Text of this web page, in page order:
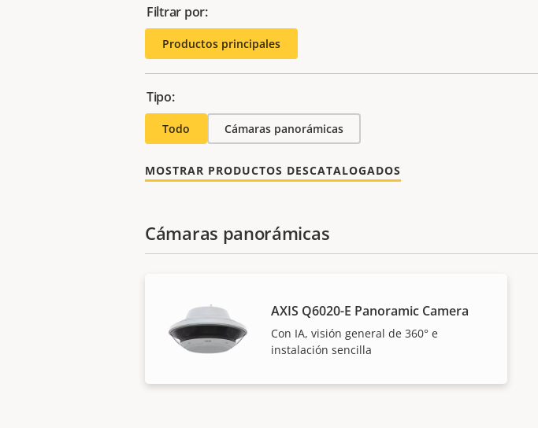
Filtrar por:
Productos principales
Tipo:
Todo Cámaras panorámicas
MOSTRAR PRODUCTOS DESCATALOGADOS
Cámaras panorámicas
AXIS Q6020-E Panoramic Camera
Con IA, visión general de 360° e
instalación sencilla